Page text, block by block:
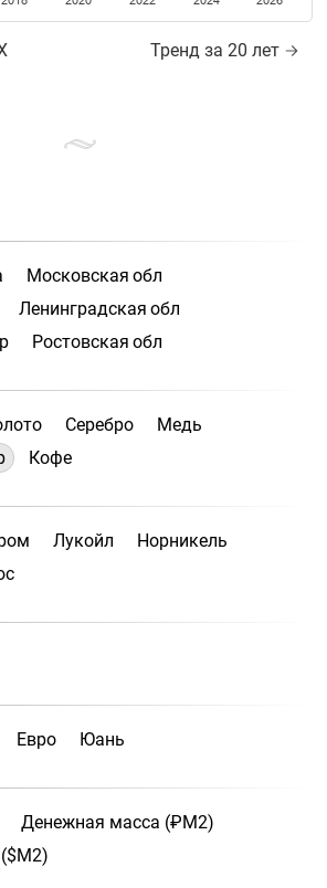
Тренд за 20 лет
Московская обл
Ленинградская обл
Ростовская обл
Серебро
Медь
Кофе
Лукойл
Норникель
Евро Юань
Денежная масса (₽М2)